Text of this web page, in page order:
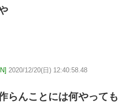
2020/12/20(日) 12:40:58.48
らんことには何やっても